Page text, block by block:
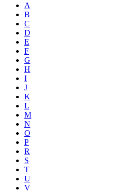
A
B
C
D
E
F
G
H
I
J
K
L
M
N
O
P
R
S
T
U
V